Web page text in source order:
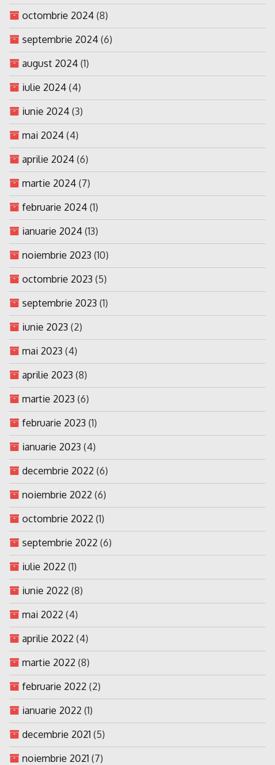
octombrie 2024 (8)
septembrie 2024 (6)
august 2024 (1)
iulie 2024 (4)
iunie 2024 (3)
mai 2024 (4)
aprilie 2024 (6)
martie 2024 (7)
februarie 2024 (1)
ianuarie 2024 (13)
noiembrie 2023 (10)
octombrie 2023 (5)
septembrie 2023 (1)
iunie 2023 (2)
mai 2023 (4)
aprilie 2023 (8)
martie 2023 (6)
februarie 2023 (1)
ianuarie 2023 (4)
decembrie 2022 (6)
noiembrie 2022 (6)
octombrie 2022 (1)
septembrie 2022 (6)
iulie 2022 (1)
iunie 2022 (8)
mai 2022 (4)
aprilie 2022 (4)
martie 2022 (8)
februarie 2022 (2)
ianuarie 2022 (1)
decembrie 2021 (5)
noiembrie 2021 (7)